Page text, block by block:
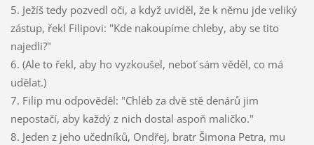
5. Ježíš tedy pozvedl oči, a když uviděl, že k němu jde veliký
zástup, řekl Filipovi: "Kde nakoupíme chleby, aby se tito
najedli?"
6. (Ale to řekl, aby ho vyzkoušel, neboť sám věděl, co má
udělat.)
7. Filip mu odpověděl: "Chléb za dvě stě denárů jim
nepostačí, aby každý z nich dostal aspoň maličko."
8. Jeden z jeho učedníků, Ondřej, bratr Šimona Petra, mu